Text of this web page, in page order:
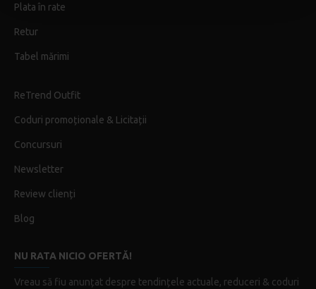
Plata în rate
Retur
Tabel mărimi
ReTrend Outfit
Coduri promoționale & Licitații
Concursuri
Newsletter
Review clienți
Blog
NU RATA NICIO OFERTĂ!
Vreau să fiu anunțat despre tendințele actuale, reduceri & coduri